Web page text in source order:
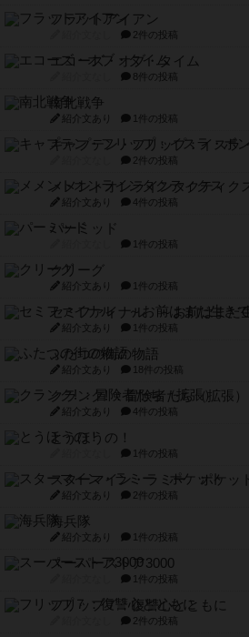
フラットアイアン
2件の投稿
エコーズ・オブ・タイム
8件の投稿
南北戦争
紹介文あり 1件の投稿
キャプテン・フリップ：イスラ
2件の投稿
メメントオンラインタクティク
紹介文あり 4件の投稿
パーミッド
1件の投稿
クリーグ
紹介文あり 1件の投稿
セミファイナル ～お前はまだ
紹介文あり 1件の投稿
ふたつの街の物語
紹介文あり 18件の投稿
クランク! ：冒険者たち（拡張）
紹介文あり 4件の投稿
とうほうの！
1件の投稿
スターマイン・ラミー ポケット
紹介文あり 2件の投稿
海兵隊
紹介文あり 1件の投稿
スーパーストア3000
1件の投稿
フリップ７：復讐心とともに
2件の投稿